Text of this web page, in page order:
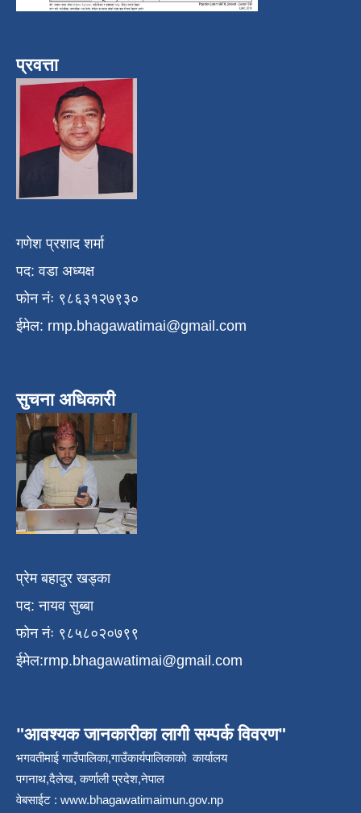
प्रवत्ता
गणेश प्रशाद शर्मा
पद: वडा अध्यक्ष
फोन नंः ९८६३१२७९३०
ईमेल: rmp.bhagawatimai@gmail.com
सुचना अधिकारी
प्रेम बहादुर खड्का
पद: नायव सुब्बा
फोन नंः ९८५८०२०७९९
ईमेल:rmp.bhagawatimai@gmail.com
"आवश्यक जानकारीका लागी सम्पर्क विवरण"
भगवतीमाई गाउँपालिका,गाउँकार्यपालिकाको कार्यालय
पगनाथ,दैलेख, कर्णाली प्रदेश,नेपाल
वेबसाईट : www.bhagawatimaimun.gov.np